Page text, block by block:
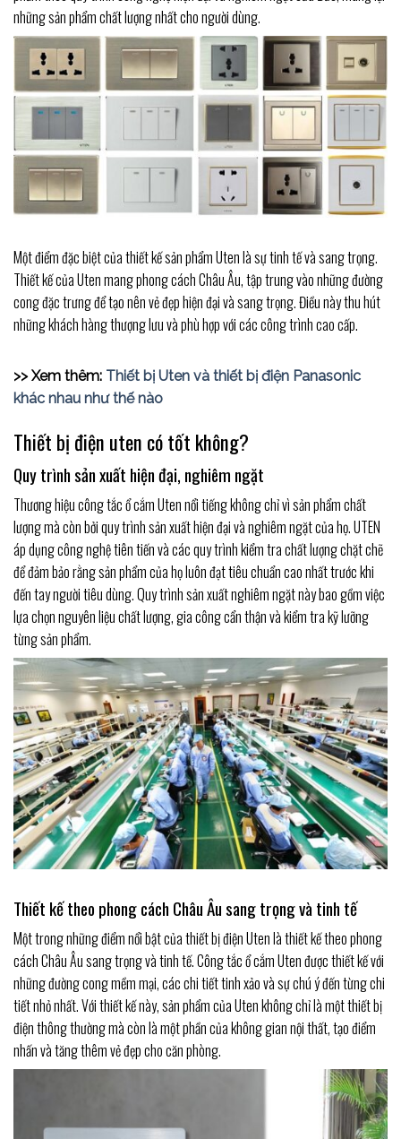
những sản phẩm chất lượng nhất cho người dùng.
Một điểm đặc biệt của thiết kế sản phẩm Uten là sự tinh tế và sang trọng.
Thiết kế của Uten mang phong cách Châu Âu, tập trung vào những đường
cong đặc trưng để tạo nên vẻ đẹp hiện đại và sang trọng. Điều này thu hút
những khách hàng thượng lưu và phù hợp với các công trình cao cấp.
>> Xem thêm: Thiết bị Uten và thiết bị điện Panasonic
khác nhau như thế nào
Thiết bị điện uten có tốt không?
Quy trình sản xuất hiện đại, nghiêm ngặt
Thương hiệu công tắc ổ cắm Uten nổi tiếng không chỉ vì sản phẩm chất
lượng mà còn bởi quy trình sản xuất hiện đại và nghiêm ngặt của họ. UTEN
áp dụng công nghệ tiên tiến và các quy trình kiểm tra chất lượng chặt chẽ
để đảm bảo rằng sản phẩm của họ luôn đạt tiêu chuẩn cao nhất trước khi
đến tay người tiêu dùng. Quy trình sản xuất nghiêm ngặt này bao gồm việc
lựa chọn nguyên liệu chất lượng, gia công cẩn thận và kiểm tra kỹ lưỡng
từng sản phẩm.
Thiết kế theo phong cách Châu Âu sang trọng và tinh tế
Một trong những điểm nổi bật của thiết bị điện Uten là thiết kế theo phong
cách Châu Âu sang trọng và tinh tế. Công tắc ổ cắm Uten được thiết kế với
những đường cong mềm mại, các chi tiết tinh xảo và sự chú ý đến từng chi
tiết nhỏ nhất. Với thiết kế này, sản phẩm của Uten không chỉ là một thiết bị
điện thông thường mà còn là một phần của không gian nội thất, tạo điểm
nhấn và tăng thêm vẻ đẹp cho căn phòng.